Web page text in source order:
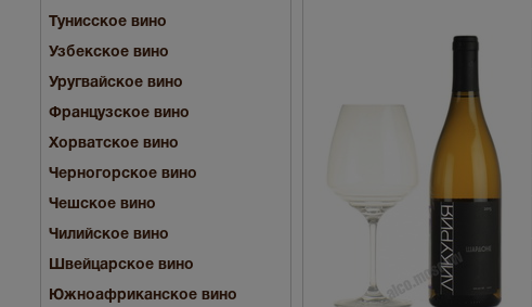
Тунисское вино
Узбекское вино
Уругвайское вино
Французское вино
Хорватское вино
Черногорское вино
Чешское вино
Чилийское вино
Швейцарское вино
Южноафриканское вино